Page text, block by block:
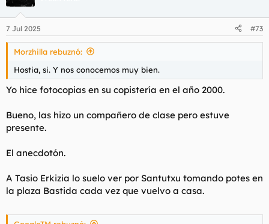
e
s
7 Jul 2025 #73
Morzhilla rebuznó:
Hostia, si. Y nos conocemos muy bien.
Yo hice fotocopias en su copistería en el año 2000.
Bueno, las hizo un compañero de clase pero estuve
presente.
El anecdotón.
A Tasio Erkizia lo suelo ver por Santutxu tomando potes en
la plaza Bastida cada vez que vuelvo a casa.